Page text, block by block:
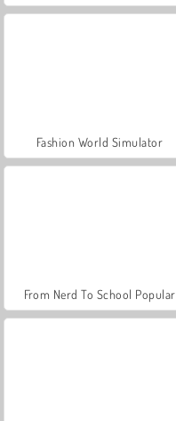
Fashion World Simulator
From Nerd To School Popular